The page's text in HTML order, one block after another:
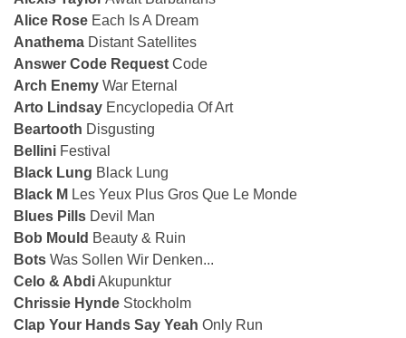
Alice Rose Each Is A Dream
Anathema Distant Satellites
Answer Code Request Code
Arch Enemy War Eternal
Arto Lindsay Encyclopedia Of Art
Beartooth Disgusting
Bellini Festival
Black Lung Black Lung
Black M Les Yeux Plus Gros Que Le Monde
Blues Pills Devil Man
Bob Mould Beauty & Ruin
Bots Was Sollen Wir Denken...
Celo & AbdiAkupunktur
Chrissie Hynde Stockholm
Clap Your Hands Say Yeah Only Run